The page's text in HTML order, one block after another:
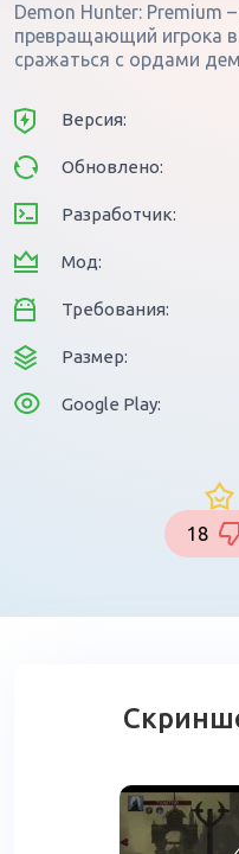
Demon Hunter: Premium
превращающий игрока
сражаться с ордами
Версия:
Обновлено:
Разработчик:
Мод:
Требования:
Размер:
Google Play:
18